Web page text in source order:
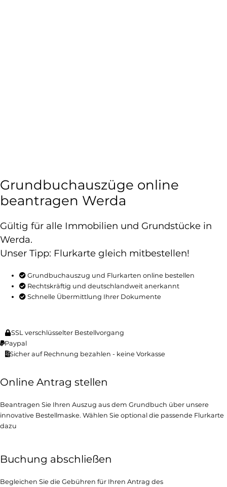
Grundbuchauszüge online
beantragen Werda
Gültig für alle Immobilien und Grundstücke in
Werda.
Unser Tipp: Flurkarte gleich mitbestellen!
Grundbuchauszug und Flurkarten online bestellen
Rechtskräftig und deutschlandweit anerkannt
Schnelle Übermittlung Ihrer Dokumente
SSL verschlüsselter Bestellvorgang
Paypal
Sicher auf Rechnung bezahlen - keine Vorkasse
Online Antrag stellen
Beantragen Sie Ihren Auszug aus dem Grundbuch über unsere
innovative Bestellmaske. Wählen Sie optional die passende Flurkarte
dazu
Buchung abschließen
Begleichen Sie die Gebühren für Ihren Antrag des